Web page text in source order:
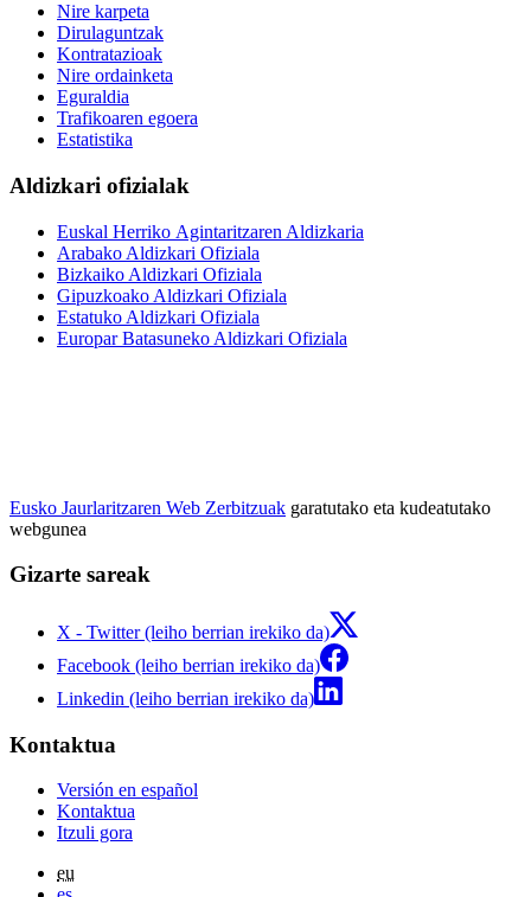
Nire karpeta
Dirulaguntzak
Kontratazioak
Nire ordainketa
Eguraldia
Trafikoaren egoera
Estatistika
Aldizkari ofizialak
Euskal Herriko Agintaritzaren Aldizkaria
Arabako Aldizkari Ofiziala
Bizkaiko Aldizkari Ofiziala
Gipuzkoako Aldizkari Ofiziala
Estatuko Aldizkari Ofiziala
Europar Batasuneko Aldizkari Ofiziala
Eusko Jaurlaritzaren Web Zerbitzuak garatutako eta kudeatutako
webgunea
Gizarte sareak
X - Twitter (leiho berrian irekiko da)
Facebook (leiho berrian irekiko da)
Linkedin (leiho berrian irekiko da)
Kontaktua
Versión en español
Kontaktua
Itzuli gora
eu